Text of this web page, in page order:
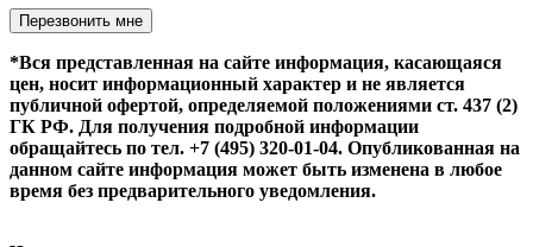
Оставьте это поле пустым.
*Вся представленная на сайте информация, касающаяся
цен, носит информационный характер и не является
публичной офертой, определяемой положениями ст. 437 (2)
ГК РФ. Для получения подробной информации
обращайтесь по тел. +7 (495) 320-01-04. Опубликованная на
данном сайте информация может быть изменена в любое
время без предварительного уведомления.